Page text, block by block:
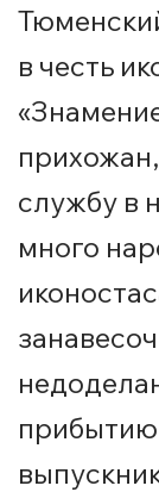
в честь
службу в
много
прибытию